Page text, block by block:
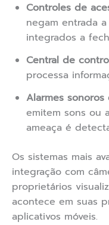
Controles de
negam entrada
integrados a
Central de
processa
Alarmes sonoros
emitem sons ou
ameaça é
Os sistemas mais
integração com
proprietários
acontece em suas
aplicativos móveis.